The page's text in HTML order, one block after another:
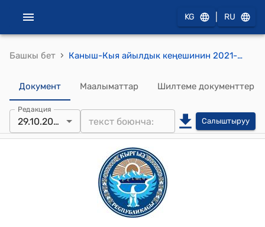
KG RU
Башкы бет › Каныш-Кыя айылдык кеңешинин 2021-жылдын 29-октябрындагы № 18 "А.Токобаевдин кайрылуусун кароо жөнүндө" токтому
Документ Маалыматтар Шилтеме документтер
Редакция
29.10.2021 Салыштыруу